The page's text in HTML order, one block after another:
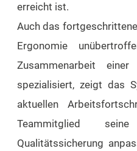
erreicht ist.
Auch das
Ergonomie
Zusammenarbeit
spezialisiert, zeigt das
aktuellen
Teammitglied
Qualitätssicherung